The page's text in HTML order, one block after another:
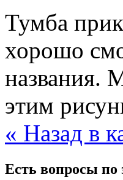
Тумба
хорошо
названия.
этим
« Назад в
Есть вопросы по